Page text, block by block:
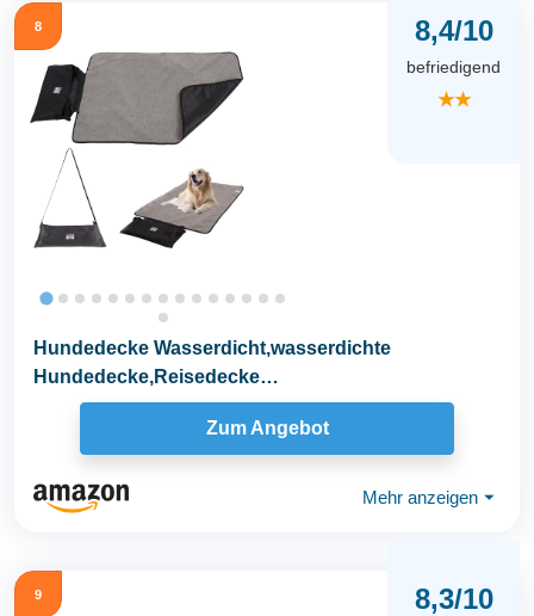
8 8,4/10
befriedigend
★★
Hundedecke Wasserdicht,wasserdichte
Hundedecke,Reisedecke
Hund,OutdoorHundedecke,HundedeckeFür...
Zum Angebot
Mehr anzeigen ⏷
9 8,3/10